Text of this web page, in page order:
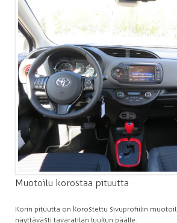
Muotoilu korostaa pituutta
Korin pituutta on korostettu sivuprofiilin
näyttävästi tavaratilan luukun päälle.